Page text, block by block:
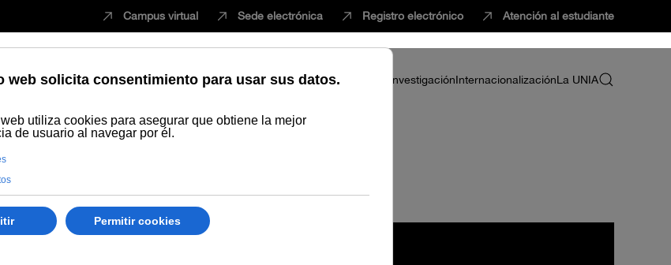
Campus virtual Sede electrónica Registro electrónico Atención al estudiante
EstudiarInnovaciónVida universitariaProfesorado InvestigaciónInternacionalizaciónLa UNIA
actividades del área MAFIZ del Festival de Cine de Málaga